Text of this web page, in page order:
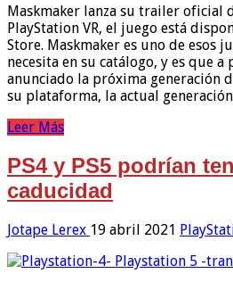
Maskmaker lanza su trailer oficial
PlayStation VR, el juego está
Store. Maskmaker es uno de esos
necesita en su catálogo, y es que a
anunciado la próxima generación
su plataforma, la actual
Leer Más
PS4 y PS5 podrían
caducidad
Jotape Lerex 19 abril 2021